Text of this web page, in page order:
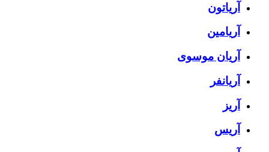
آریاتون
آریامین
آریان موسوی
آریانفر
آریز
آریس